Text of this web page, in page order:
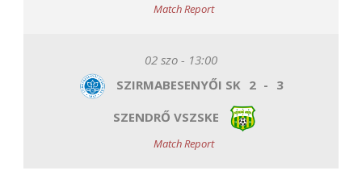
Match Report
02 szo - 13:00
SZIRMABESENYŐI SK 2 - 3
SZENDRŐ VSZSKE
Match Report